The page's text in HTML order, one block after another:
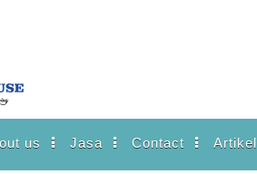
us Jasa Contact Artikel